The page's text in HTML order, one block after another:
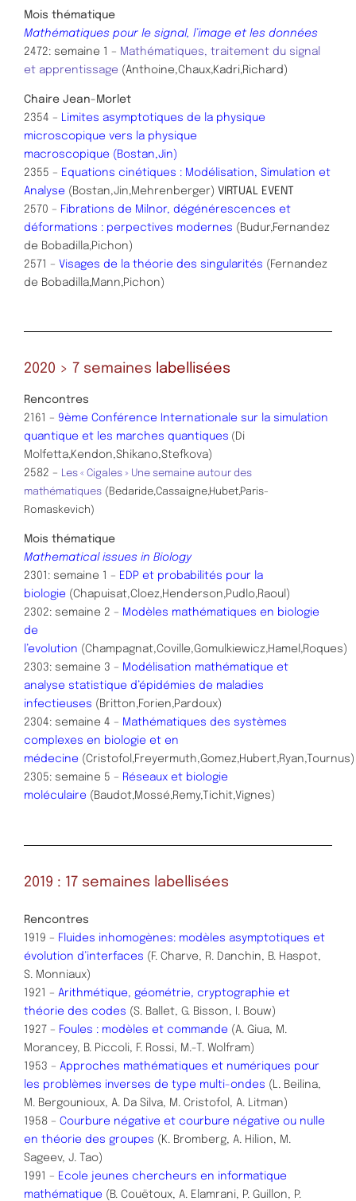
Mois thématique
Mathématiques pour le signal, l’image et les données
2472: semaine 1 – Mathématiques, traitement du signal
et apprentissage​ (Anthoine,Chaux,Kadri,Richard)
Chaire Jean-Morlet
2354 – Limites asymptotiques de la physique
microscopique vers la physique
macroscopique (Bostan,Jin)
2355 – Equations cinétiques : Modélisation, Simulation et
Analyse (Bostan,Jin,Mehrenberger) VIRTUAL EVENT
2570 – Fibrations de Milnor, dégénérescences et
déformations : perpectives modernes (Budur,Fernandez
de Bobadilla,Pichon)
2571 – Visages de la théorie des singularités (Fernandez
de Bobadilla,Mann,Pichon)
2020 > 7 semaines labellisées
Rencontres
2161 – 9ème Conférence Internationale sur la simulation
quantique et les marches quantiques ( Di
Molfetta,Kendon,Shikano,Stefkova)
2582 – Les « Cigales » Une semaine autour des
mathématiques (Bedaride,Cassaigne,Hubet,Paris-
Romaskevich)
Mois thématique
Mathematical issues in Biology
2301: semaine 1 – EDP et probabilités pour la
biologie (Chapuisat,Cloez,Henderson,Pudlo,Raoul)
2302: semaine 2 – Modèles mathématiques en biologie
de
l’evolution (Champagnat,Coville,Gomulkiewicz,Hamel,Roques)
2303: semaine 3 – Modélisation mathématique et
analyse statistique d’épidémies de maladies
infectieuses (Britton,Forien,Pardoux)
2304: semaine 4 – Mathématiques des systèmes
complexes en biologie et en
médecine (Cristofol,Freyermuth,Gomez,Hubert,Ryan,Tournus)
2305: semaine 5 – Réseaux et biologie
moléculaire (Baudot,Mossé,Remy,Tichit,Vignes)
2019 : 17 semaines labellisées
Rencontres
1919 – Fluides inhomogènes: modèles asymptotiques et
évolution d’interfaces (F. Charve, R. Danchin, B. Haspot,
S. Monniaux)
1921 – Arithmétique, géométrie, cryptographie et
théorie des codes (S. Ballet, G. Bisson, I. Bouw)
1927 – Foules : modèles et commande (A. Giua, M.
Morancey, B. Piccoli, F. Rossi, M.-T. Wolfram)
1953 – Approches mathématiques et numériques pour
les problèmes inverses de type multi-ondes (L. Beilina,
M. Bergounioux, A. Da Silva, M. Cristofol, A. Litman)
1958 – Courbure négative et courbure négative ou nulle
en théorie des groupes (K. Bromberg, A. Hilion, M.
Sageev, J. Tao)
1991 – Ecole jeunes chercheurs en informatique
mathématique (B. Couëtoux, A. Elamrani, P. Guillon, P.